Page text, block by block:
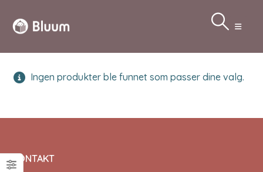
Ingen produkter ble funnet som passer dine valg.
KONTAKT